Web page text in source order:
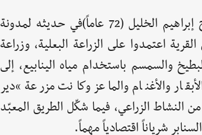
يروي الحاج إبراهيم الخليل (72 عاماً)في حديثه لمدونة
اعتمدوا على الزراعة البعلية، وزراعة
والسمسم باستخدام مياه الينابيع، إلى
والأغنام والماعز وكانت مزرعة “دير
النشاط الزراعي، فيما شكّل الطريق المعبّد
شرياناً اقتصادياً مهماً.